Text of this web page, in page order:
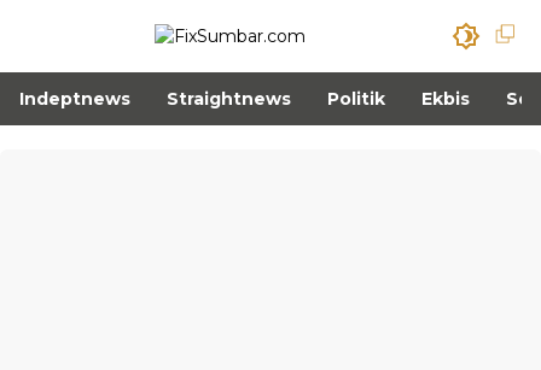
Indeptnews Straightnews Politik Ekbis